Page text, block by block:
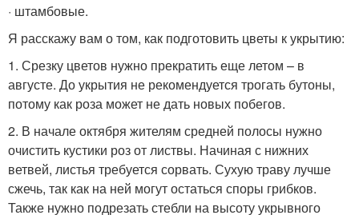
· штамбовые.
Я расскажу вам о том, как подготовить цветы к укрытию:
1. Срезку цветов нужно прекратить еще летом – в
августе. До укрытия не рекомендуется трогать бутоны,
потому как роза может не дать новых побегов.
2. В начале октября жителям средней полосы нужно
очистить кустики роз от листвы. Начиная с нижних
ветвей, листья требуется сорвать. Сухую траву лучше
сжечь, так как на ней могут остаться споры грибков.
Также нужно подрезать стебли на высоту укрывного